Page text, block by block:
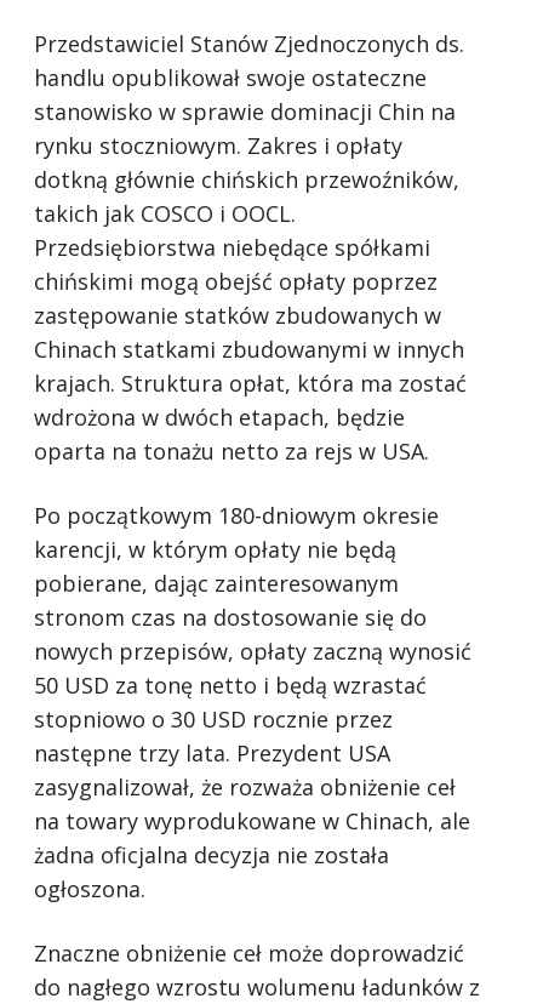
Przedstawiciel Stanów Zjednoczonych ds.
handlu opublikował swoje ostateczne
stanowisko w sprawie dominacji Chin na
rynku stoczniowym. Zakres i opłaty
dotkną głównie chińskich przewoźników,
takich jak COSCO i OOCL.
Przedsiębiorstwa niebędące spółkami
chińskimi mogą obejść opłaty poprzez
zastępowanie statków zbudowanych w
Chinach statkami zbudowanymi w innych
krajach. Struktura opłat, która ma zostać
wdrożona w dwóch etapach, będzie
oparta na tonażu netto za rejs w USA.
Po początkowym 180-dniowym okresie
karencji, w którym opłaty nie będą
pobierane, dając zainteresowanym
stronom czas na dostosowanie się do
nowych przepisów, opłaty zaczną wynosić
50 USD za tonę netto i będą wzrastać
stopniowo o 30 USD rocznie przez
następne trzy lata. Prezydent USA
zasygnalizował, że rozważa obniżenie ceł
na towary wyprodukowane w Chinach, ale
żadna oficjalna decyzja nie została
ogłoszona.
Znaczne obniżenie ceł może doprowadzić
do nagłego wzrostu wolumenu ładunków z